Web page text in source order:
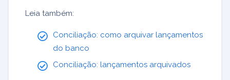
Leia também:
Conciliação: como arquivar lançamentos
do banco
Conciliação: lançamentos arquivados